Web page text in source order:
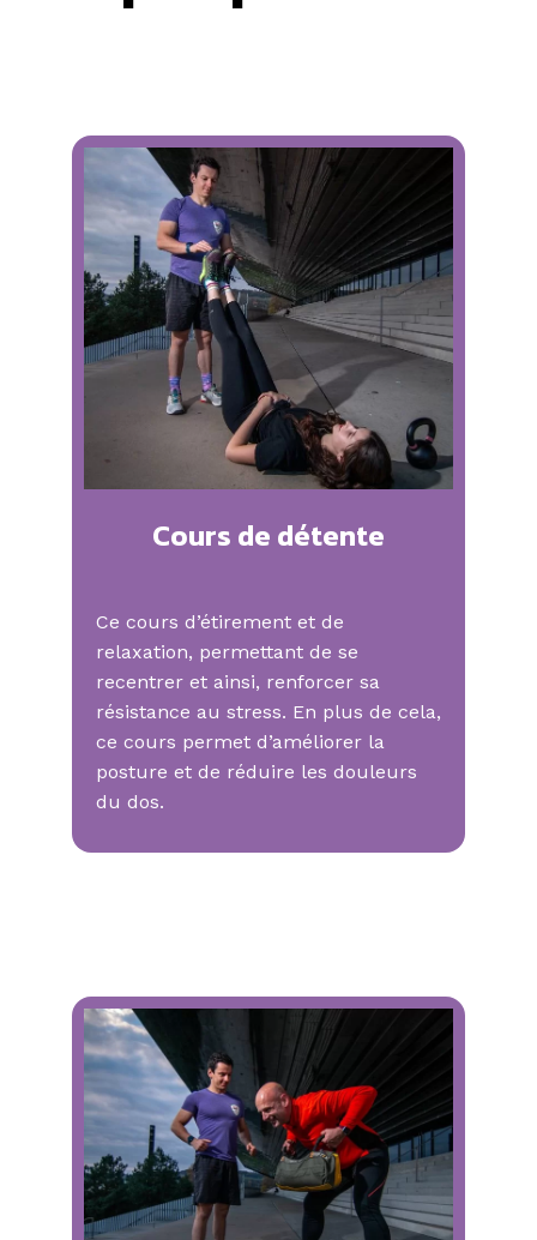
Cours de détente
Ce cours d’étirement et de
relaxation, permettant de se
recentrer et ainsi, renforcer sa
résistance au stress. En plus de cela,
ce cours permet d’améliorer la
posture et de réduire les douleurs
du dos.